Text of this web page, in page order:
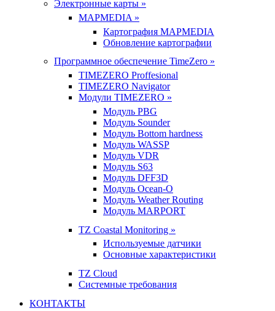
Электронные карты »
MAPMEDIA »
Картография MAPMEDIA
Обновление картографии
Программное обеспечение TimeZero »
TIMEZERO Proffesional
TIMEZERO Navigator
Модули TIMEZERO »
Модуль PBG
Модуль Sounder
Модуль Bottom hardness
Модуль WASSP
Модуль VDR
Модуль S63
Модуль DFF3D
Модуль Ocean-O
Модуль Weather Routing
Модуль MARPORT
TZ Coastal Monitoring »
Используемые датчики
Основные характеристики
TZ Cloud
Системные требования
КОНТАКТЫ